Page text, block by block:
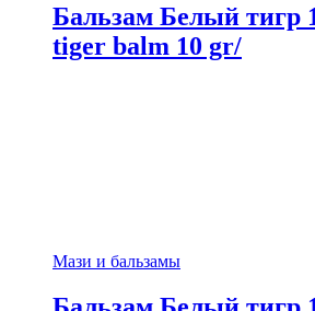
Бальзам Белый тигр
tiger balm 10 gr/
Мази и бальзамы